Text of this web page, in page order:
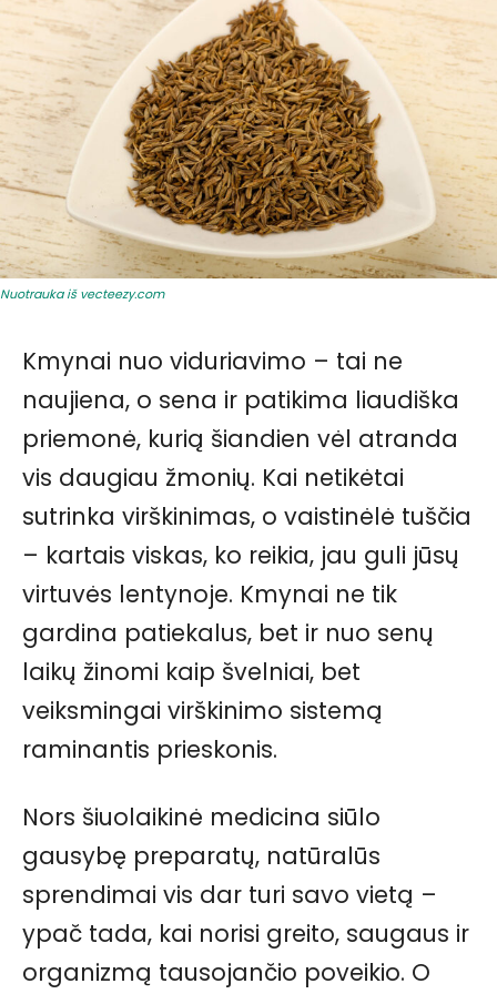
Nuotrauka iš vecteezy.com
Kmynai nuo viduriavimo – tai ne
naujiena, o sena ir patikima liaudiška
priemonė, kurią šiandien vėl atranda
vis daugiau žmonių. Kai netikėtai
sutrinka virškinimas, o vaistinėlė tuščia
– kartais viskas, ko reikia, jau guli jūsų
virtuvės lentynoje. Kmynai ne tik
gardina patiekalus, bet ir nuo senų
laikų žinomi kaip švelniai, bet
veiksmingai virškinimo sistemą
raminantis prieskonis.
Nors šiuolaikinė medicina siūlo
gausybę preparatų, natūralūs
sprendimai vis dar turi savo vietą –
ypač tada, kai norisi greito, saugaus ir
organizmą tausojančio poveikio. O